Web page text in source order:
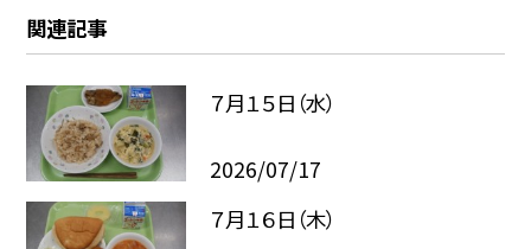
関連記事
７月１５日（水）
2026/07/17
７月１６日（木）